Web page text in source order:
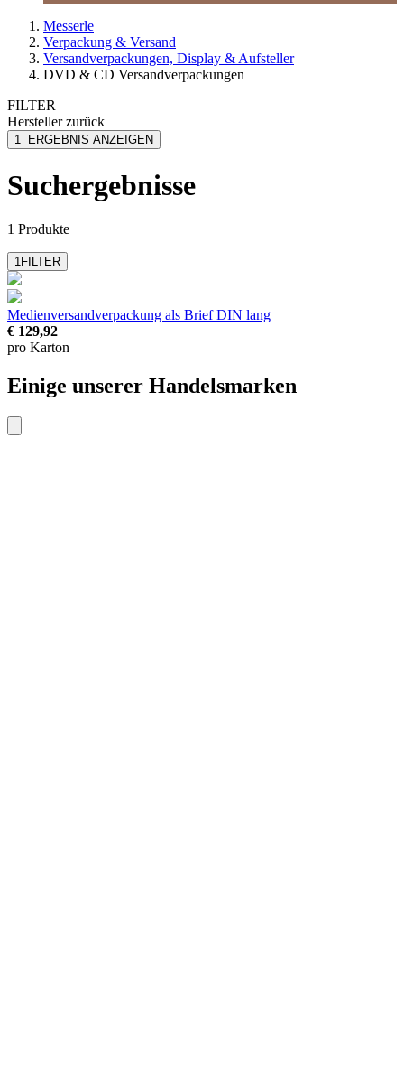
Messerle
Verpackung & Versand
Versandverpackungen, Display & Aufsteller
DVD & CD Versandverpackungen
FILTER
Herstellerzurück
ColomPac
1 ERGEBNIS ANZEIGEN
Suchergebnisse
1 Produkte
1FILTER
Medienversandverpackung als BriefDIN lang
€ 129,92
pro Karton
Einige unserer Handelsmarken